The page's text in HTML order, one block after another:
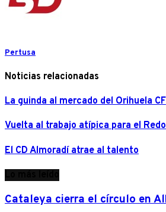
Pertusa
Noticias relacionadas
La guinda al mercado del Orihuela CF
Vuelta al trabajo atípica para el
El CD Almoradí atrae al talento
Cataleya cierra el círculo en